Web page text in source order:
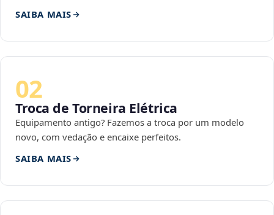
SAIBA MAIS
02
Troca de Torneira Elétrica
Equipamento antigo? Fazemos a troca por um modelo
novo, com vedação e encaixe perfeitos.
SAIBA MAIS